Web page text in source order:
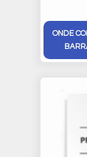
ONDE